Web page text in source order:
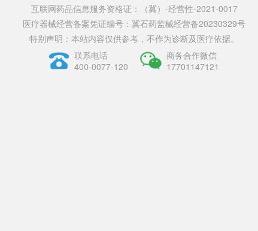
互联网药品信息服务资格证：（冀）-经营性-2021-0017
医疗器械经营备案凭证编号：冀石药监械经营备20230329号
特别声明：本站内容仅供参考，不作为诊断及医疗依据。
联系电话
400-0077-120
商务合作微信
17701147121